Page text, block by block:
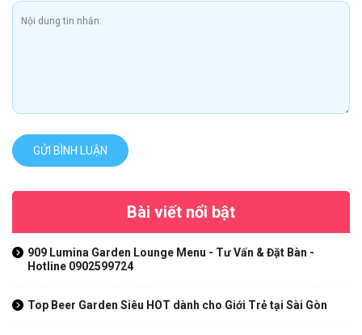
GỬI BÌNH LUẬN
Bài viết nổi bật
909 Lumina Garden Lounge Menu - Tư Vấn & Đặt Bàn -
Hotline 0902599724
Top Beer Garden Siêu HOT dành cho Giới Trẻ tại Sài Gòn